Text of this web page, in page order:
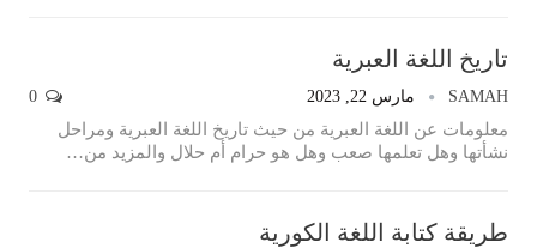
تاريخ اللغة العبرية
SAMAH مارس 22, 2023
معلومات عن اللغة العبرية من حيث تاريخ اللغة العبرية ومراحل
نشأتها وهل تعلمها صعب وهل هو حرام أم حلال والمزيد من…
طريقة كتابة اللغة الكورية